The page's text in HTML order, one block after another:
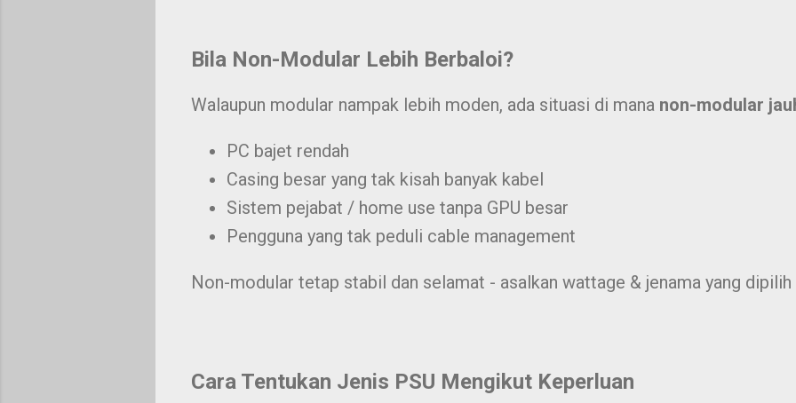
Bila Non-Modular Lebih Berbaloi?
Walaupun modular nampak lebih moden, ada situasi di mana non-modular
PC bajet rendah
Casing besar yang tak kisah banyak kabel
Sistem pejabat / home use tanpa GPU besar
Pengguna yang tak peduli cable management
Non-modular tetap stabil dan selamat - asalkan wattage & jenama yang
Cara Tentukan Jenis PSU Mengikut Keperluan